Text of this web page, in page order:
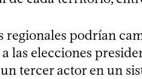
regionales podrían
las elecciones
tercer actor en un